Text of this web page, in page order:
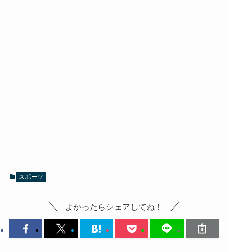
スポーツ
よかったらシェアしてね！